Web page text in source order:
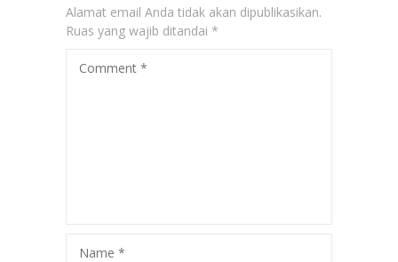
Lama | Biaya
Kursus Privat
Privat Bahasa
Alamat email Anda tidak akan dipublikasikan.
Ruas yang wajib ditandai *
Comment *
Name *